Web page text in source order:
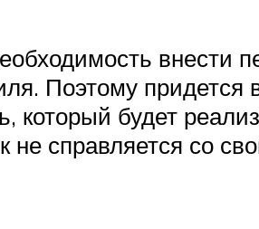
внести
Поэтому
который будет
не справляется со